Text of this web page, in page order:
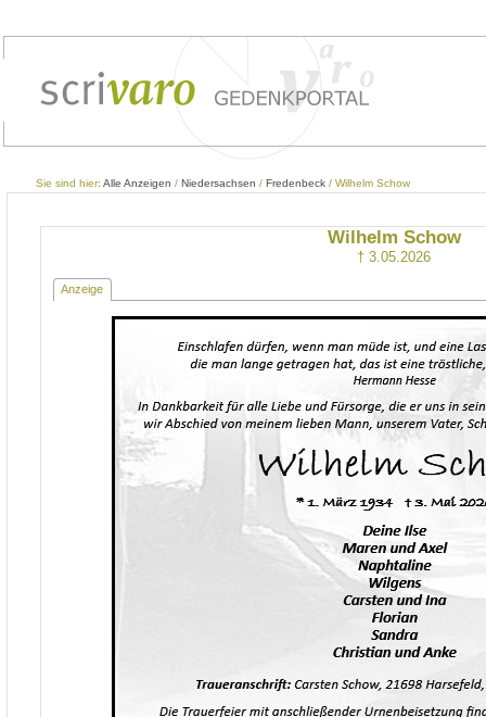
Sie sind hier: Alle Anzeigen / Niedersachsen / Fredenbeck / Wilhelm Schow
Wilhelm Schow
† 3.05.2026
Anzeige